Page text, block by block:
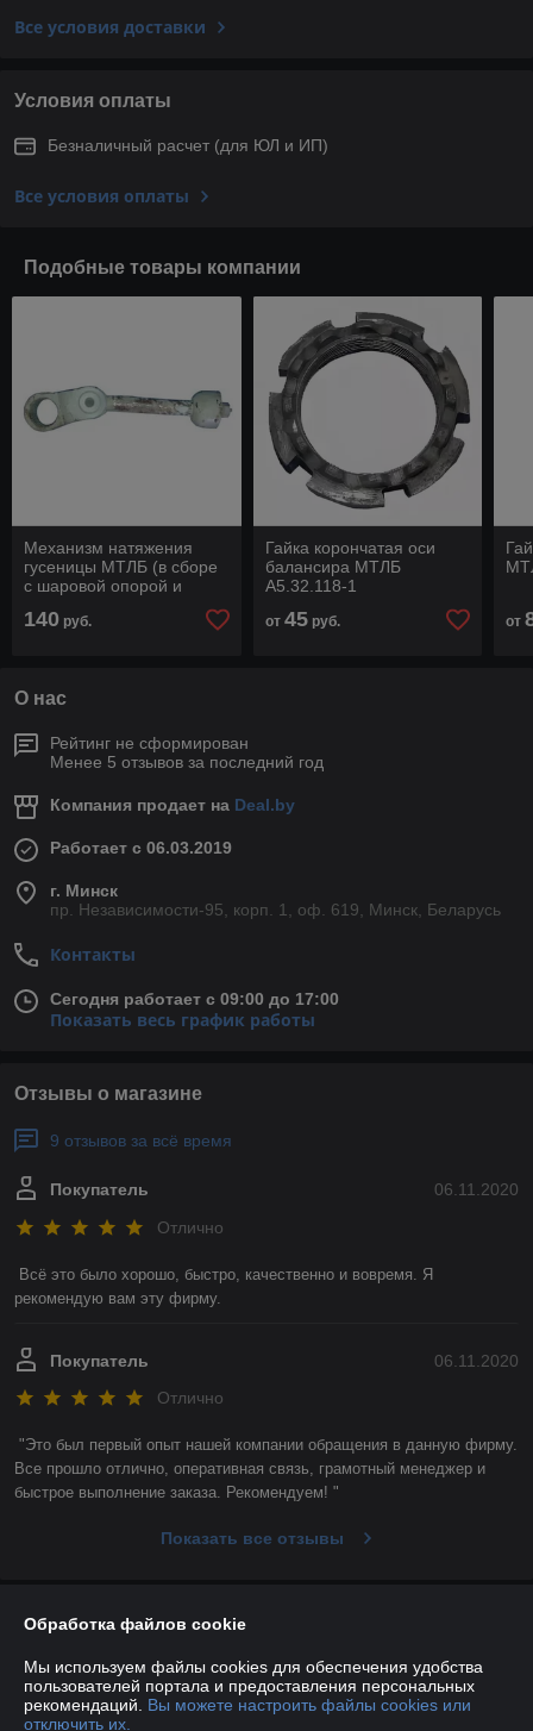
Все условия доставки
Условия оплаты
Безналичный расчет (для ЮЛ и ИП)
Все условия оплаты
Подобные товары компании
Механизм натяжения
гусеницы МТЛБ (в сборе
с шаровой опорой и
140 руб.
Гайка корончатая оси
балансира МТЛБ
А5.32.118-1
от 45руб. от
О нас
Рейтинг не сформирован
Менее 5 отзывов за последний год
Компания продает на Deal.by
Работает с 06.03.2019
г. Минск
пр. Независимости-95, корп. 1, оф. 619, Минск, Беларусь
Контакты
Сегодня работает с 09:00 до 17:00
Показать весь график работы
Отзывы о магазине
9 отзывов за всё время
06.11.2020
Покупатель
Отлично
Всё это было хорошо, быстро, качественно и вовремя. Я
рекомендую вам эту фирму.
06.11.2020
Покупатель
Отлично
"Это был первый опыт нашей компании обращения в данную фирму.
Все прошло отлично, оперативная связь, грамотный менеджер и
быстрое выполнение заказа. Рекомендуем! "
Показать все отзывы
О нас
Контакты
Обработка файлов cookie
Мы используем файлы cookies для обеспечения удобства
пользователей портала и предоставления персональных
рекомендаций. Вы можете настроить файлы cookies или
отключить их.